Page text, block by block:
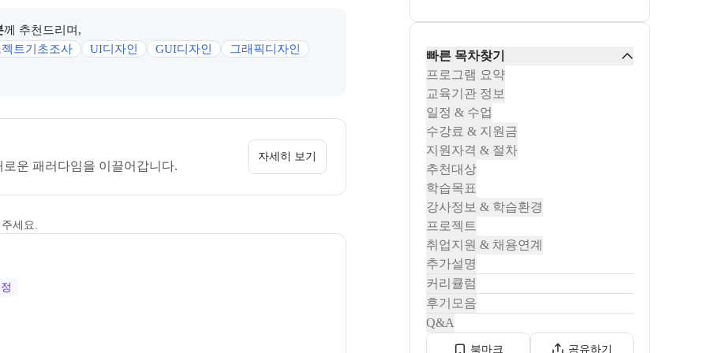
께 추천드리며,
트기초조사
UI디자인 GUI디자인 그래픽디자인
운 패러다임을 이끌어갑니다.
자세히 보기
세요.
빠른 목차찾기
프로그램 요약
교육기관 정보
일정 & 수업
수강료 & 지원금
지원자격 & 절차
추천대상
학습목표
강사정보 & 학습환경
프로젝트
취업지원 & 채용연계
추가설명
커리큘럼
후기모음
Q&A
북마크 공유하기